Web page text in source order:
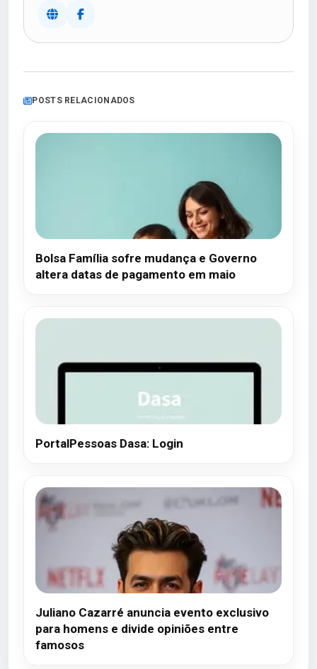
POSTS RELACIONADOS
Bolsa Família sofre mudança e Governo
altera datas de pagamento em maio
PortalPessoas Dasa: Login
Juliano Cazarré anuncia evento exclusivo
para homens e divide opiniões entre
famosos